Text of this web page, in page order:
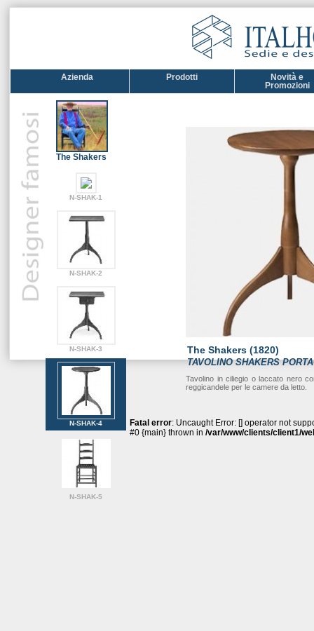
Azienda Prodotti
Novità e
Promozioni
The Shakers
N-SHAK-1
N-SHAK-2
N-SHAK-3
N-SHAK-4
N-SHAK-5
The Shakers (1820)
TAVOLINO SHAKERS
Tavolino in ciliegio o laccato nero
reggicandele per le camere da letto.
Fatal error: Uncaught Error: [] operator not
#0 {main} thrown in /var/www/clients/client1/